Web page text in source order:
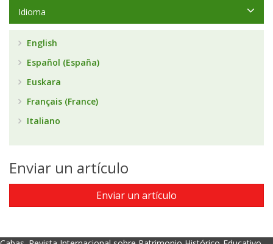
Idioma
English
Español (España)
Euskara
Français (France)
Italiano
Enviar un artículo
Enviar un artículo